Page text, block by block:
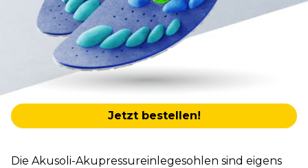
Jetzt bestellen!
Die Akusoli-Akupressureinlegesohlen sind eigens